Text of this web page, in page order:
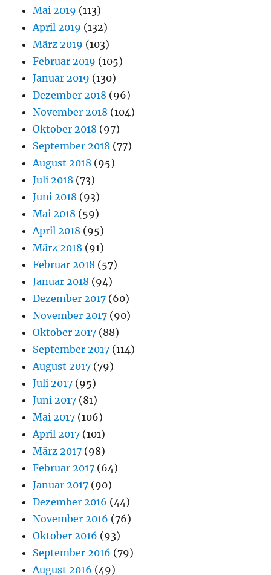
Mai 2019 (113)
April 2019 (132)
März 2019 (103)
Februar 2019 (105)
Januar 2019 (130)
Dezember 2018 (96)
November 2018 (104)
Oktober 2018 (97)
September 2018 (77)
August 2018 (95)
Juli 2018 (73)
Juni 2018 (93)
Mai 2018 (59)
April 2018 (95)
März 2018 (91)
Februar 2018 (57)
Januar 2018 (94)
Dezember 2017 (60)
November 2017 (90)
Oktober 2017 (88)
September 2017 (114)
August 2017 (79)
Juli 2017 (95)
Juni 2017 (81)
Mai 2017 (106)
April 2017 (101)
März 2017 (98)
Februar 2017 (64)
Januar 2017 (90)
Dezember 2016 (44)
November 2016 (76)
Oktober 2016 (93)
September 2016 (79)
August 2016 (49)